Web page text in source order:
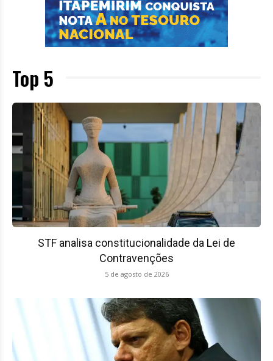
Top 5
STF analisa constitucionalidade da Lei de
Contravenções
5 de agosto de 2026